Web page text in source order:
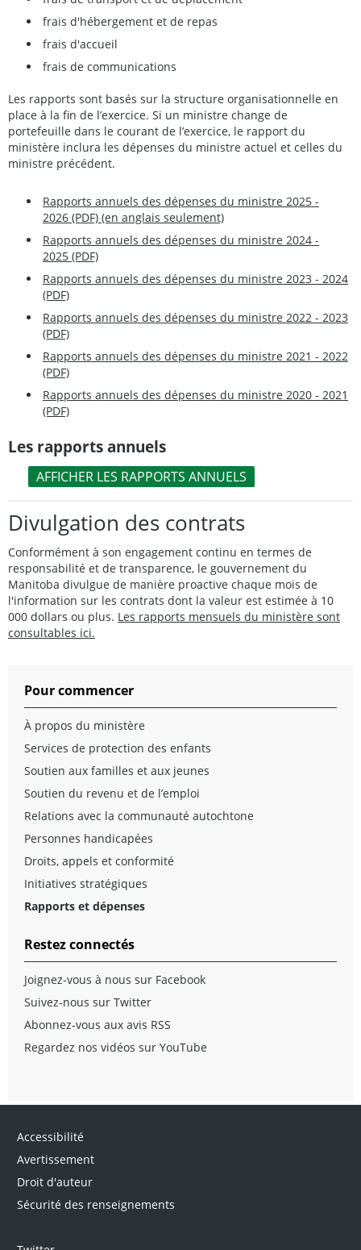
frais d'hébergement et de repas
frais d'accueil
frais de communications
Les rapports sont basés sur la structure organisationnelle en
place à la fin de l’exercice. Si un ministre change de
portefeuille dans le courant de l’exercice, le rapport du
ministère inclura les dépenses du ministre actuel et celles du
ministre précédent.
Rapports annuels des dépenses du ministre 2025 -
2026 (PDF) (en anglais seulement)
Rapports annuels des dépenses du ministre 2024 -
2025 (PDF)
Rapports annuels des dépenses du ministre 2023 - 2024
(PDF)
Rapports annuels des dépenses du ministre 2022 - 2023
(PDF)
Rapports annuels des dépenses du ministre 2021 - 2022
(PDF)
Rapports annuels des dépenses du ministre 2020 - 2021
(PDF)
Les rapports annuels
AFFICHER LES RAPPORTS ANNUELS
Divulgation des contrats
Conformément à son engagement continu en termes de
responsabilité et de transparence, le gouvernement du
Manitoba divulgue de manière proactive chaque mois de
l'information sur les contrats dont la valeur est estimée à 10
000 dollars ou plus. Les rapports mensuels du ministère sont
consultables ici.
Pour commencer
À propos du ministère
Services de protection des enfants
Soutien aux familles et aux jeunes
Soutien du revenu et de l’emploi
Relations avec la communauté autochtone
Personnes handicapées
Droits, appels et conformité
Initiatives stratégiques
Rapports et dépenses
Restez connectés
Joignez-vous à nous sur Facebook
Suivez-nous sur Twitter
Abonnez-vous aux avis RSS
Regardez nos vidéos sur YouTube
Accessibilité
Avertissement
Droit d'auteur
Sécurité des renseignements